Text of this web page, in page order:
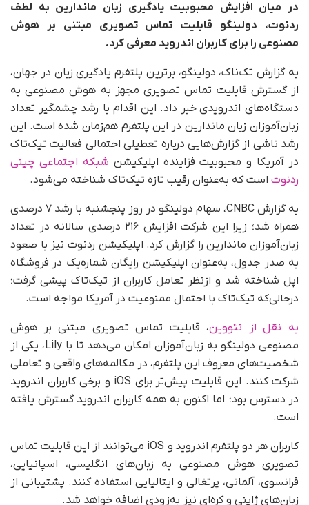
در میان افزایش محبوبیت یادگیری زبان ماندارین به لطف
ردنوت، دولینگو قابلیت تماس تصویری مبتنی بر هوش
مصنوعی را برای کاربران اندروید معرفی کرد.
به گزارش تک‌ناک، دولینگو، برترین پلتفرم یادگیری زبان در جهان،
از گسترش قابلیت تماس تصویری مجهز به هوش مصنوعی به
دستگاه‌های اندرویدی خبر داد. این اقدام با رشد چشمگیر تعداد
زبان‌آموزان زبان ماندارین در این پلتفرم هم‌زمان شده است. این
رشد ناشی از گزارش‌هایی درباره تعطیلی احتمالی فعالیت تیک‌تاک
در آمریکا و محبوبیت فزاینده اپلیکیشن شبکه اجتماعی چینی
ردنوت است که به‌عنوان رقیب تازه تیک‌تاک شناخته می‌شود.
به گزارش CNBC، سهام دولینگو در روز پنجشنبه با رشد ۷ درصدی
همراه شد؛ زیرا این شرکت افزایش ۲۱۶ درصدی سالانه در تعداد
زبان‌آموزان ماندارین را گزارش کرد. اپلیکیشن ردنوت نیز با صعود
به صدر جدول، به‌عنوان اپلیکیشن رایگان شماره‌یک در فروشگاه
اپل شناخته شد و ازنظر تعامل کاربران از تیک‌تاک پیشی گرفت؛
درحالی‌که تیک‌تاک با احتمال ممنوعیت در آمریکا مواجه است.
به نقل از نئووین، قابلیت تماس تصویری مبتنی بر هوش
مصنوعی دولینگو به زبان‌آموزان امکان می‌دهد تا با Lily، یکی از
شخصیت‌های معروف این پلتفرم، در مکالمه‌های واقعی و تعاملی
شرکت کنند. این قابلیت پیش‌تر برای iOS و برخی کاربران اندروید
در دسترس بود؛ اما اکنون به همه کاربران اندروید گسترش یافته
است.
کاربران هر دو پلتفرم اندروید
و iOS می‌توانند از این قابلیت تماس
تصویری هوش مصنوعی به زبان‌های انگلیسی، اسپانیایی،
فرانسوی، آلمانی، پرتغالی و ایتالیایی استفاده کنند. پشتیبانی از
زبان‌های ژاپنی و کره‌ای نیز به‌زودی اضافه خواهد شد.